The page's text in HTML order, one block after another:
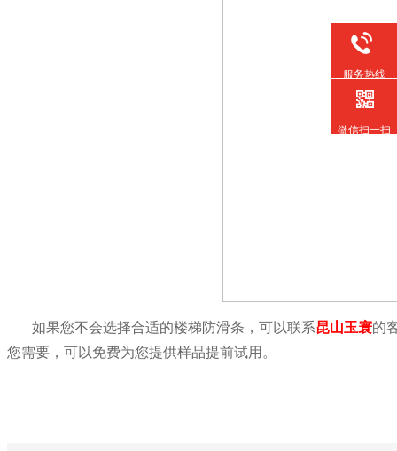
如果您不会选择合适的楼梯防滑条，可以联系昆山玉寰的
您需要，可以免费为您提供样品提前试用。
服务热线
微信扫一扫